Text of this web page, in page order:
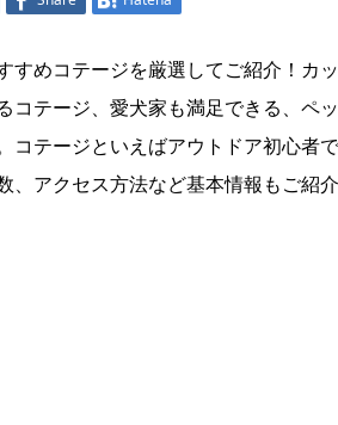
すめコテージを厳選してご紹介！カ
コテージ、愛犬家も満足できる、ペ
コテージといえばアウトドア初心者
、アクセス方法など基本情報もご紹介